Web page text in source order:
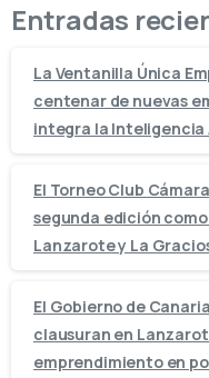
Entradas
La Ventanilla Única
centenar de nuevas
integra la
El Torneo Club
segunda edición
Lanzarote y La
El Gobierno de
clausuran en
emprendimiento en